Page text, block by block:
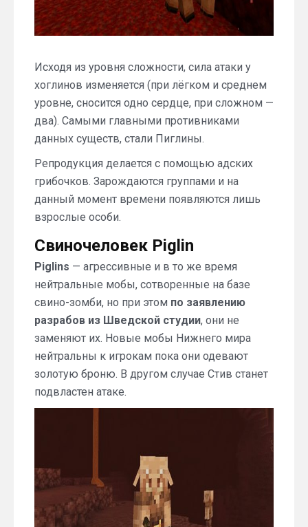
Исходя из уровня сложности, сила атаки у
хоглинов изменяется (при лёгком и среднем
уровне, сносится одно сердце, при сложном —
два). Самыми главными противниками
данных существ, стали Пиглины.
Репродукция делается с помощью адских
грибочков. Зарождаются группами и на
данный момент времени появляются лишь
взрослые особи.
Свиночеловек Piglin
Piglins — агрессивные и в то же время
нейтральные мобы, сотворенные на базе
свино-зомби, но при этом по заявлению
разрабов из Шведской студии, они не
заменяют их. Новые мобы Нижнего мира
нейтральны к игрокам пока они одевают
золотую броню. В другом случае Стив станет
подвластен атаке.